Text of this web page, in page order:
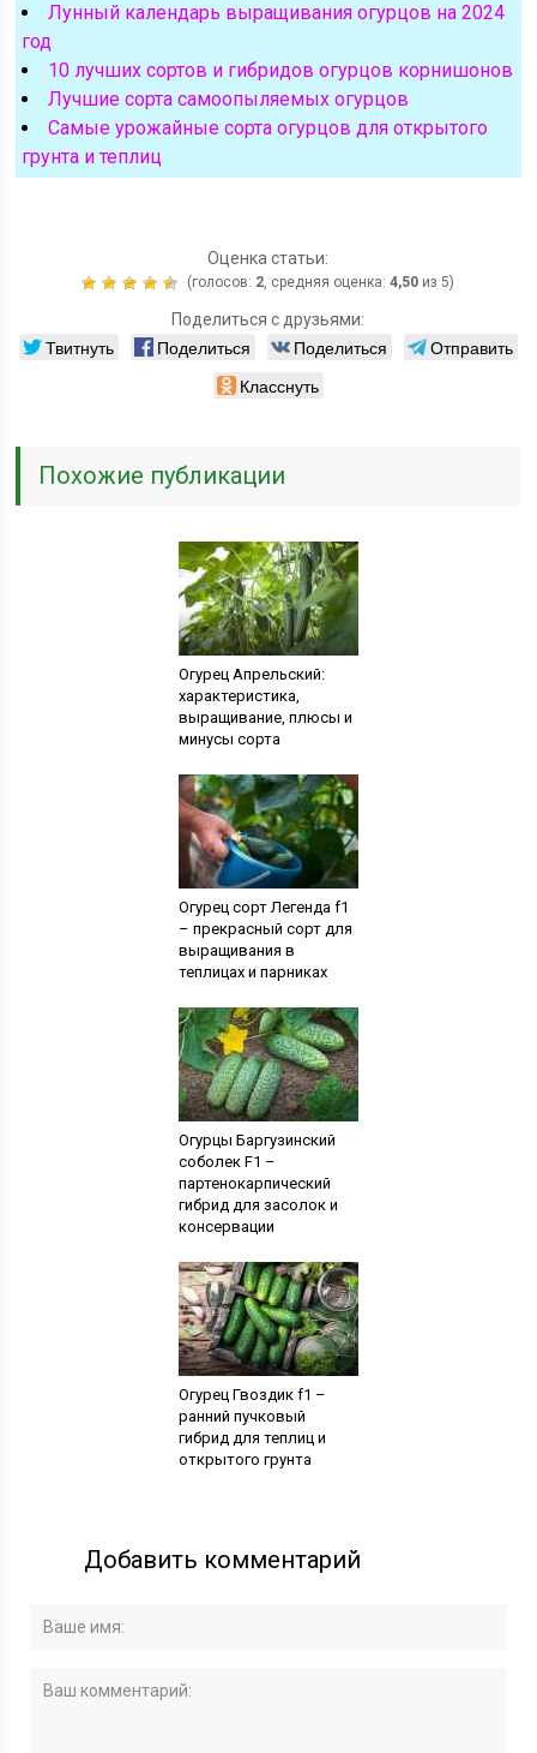
Лунный календарь выращивания огурцов на 2024
год
10 лучших сортов и гибридов огурцов корнишонов
Лучшие сорта самоопыляемых огурцов
Самые урожайные сорта огурцов для открытого
грунта и теплиц
Оценка статьи:
(голосов: 2, средняя оценка:4,50 из 5)
Поделиться с друзьями:
Твитнуть Поделиться Поделиться
Отправить
Класснуть
Похожие публикации
Огурец Апрельский:
характеристика,
выращивание, плюсы и
минусы сорта
Огурец сорт Легенда f1
– прекрасный сорт для
выращивания в
теплицах и парниках
Огурцы Баргузинский
соболек F1 –
партенокарпический
гибрид для засолок и
консервации
Огурец Гвоздик f1 –
ранний пучковый
гибрид для теплиц и
открытого грунта
Добавить комментарий